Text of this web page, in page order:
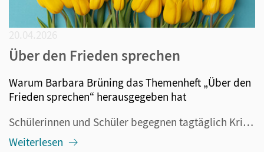
Über den Frieden sprechen
Warum Barbara Brüning das Themenheft „Über den
Frieden sprechen“ herausgegeben hat
Schülerinnen und Schüler begegnen tagtäglich Kriegen: in den Nachrichten, in Gesprächen oder auch in direktem Kontakt mit Geflüchteten aus Kriegsgebieten. Vokabeln wie „kriegstauglich“, „Waffenlieferungen“ „Gebietsabtretungen“ oder „Offensive“ gehören plötzlich zur Alltagssprache. Wir müssen aber in...
Weiterlesen